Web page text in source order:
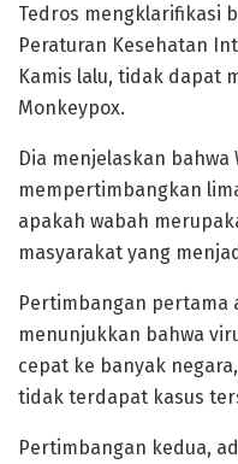
Tedros mengklarifikasi
Peraturan Kesehatan
Kamis lalu, tidak dapat
Monkeypox.
Dia menjelaskan bahwa
mempertimbangkan
apakah wabah
masyarakat yang
Pertimbangan pertama
menunjukkan bahwa
cepat ke banyak
tidak terdapat kasus
Pertimbangan kedua,